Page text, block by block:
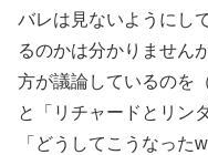
バレは見ないようにし
るのかは分かりません
方が議論しているのを
と「リチャードとリン
「どうしてこうなった